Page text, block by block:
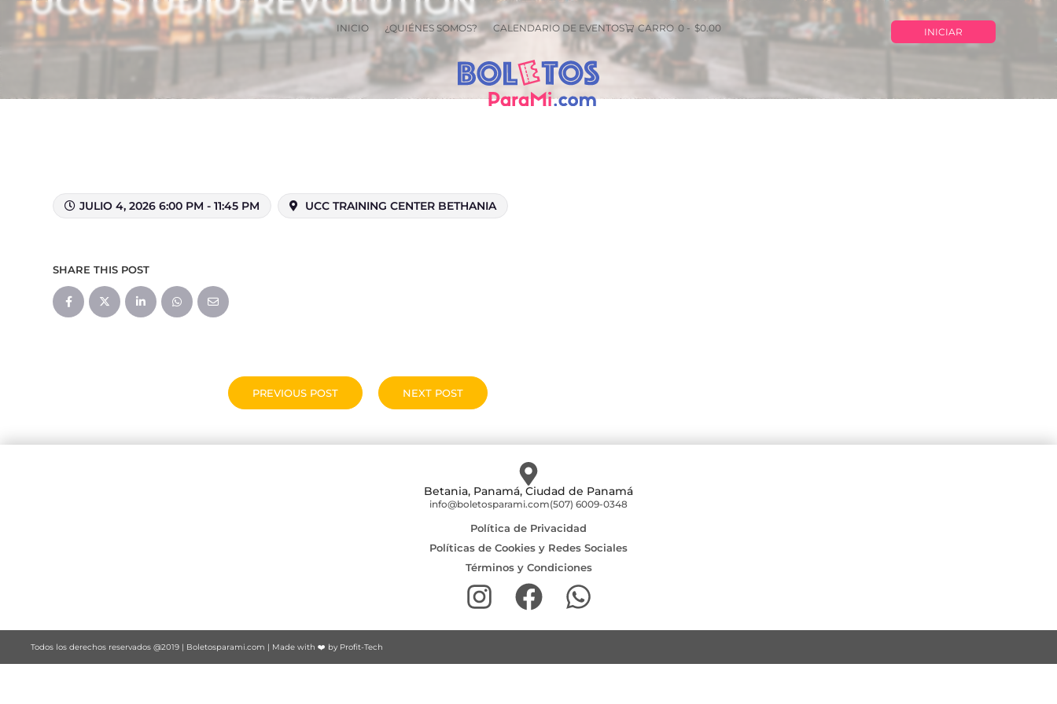
INICIO ¿QUIÉNES SOMOS? CALENDARIO DE EVENTOS CARRO 0- $0.00 INICIAR
JULIO 4, 2026 6:00 PM - 11:45 PM UCC TRAINING CENTER BETHANIA
SHARE THIS POST
PREVIOUS POST NEXT POST
Betania, Panamá, Ciudad de Panamá
info@boletosparami.com(507) 6009-0348
Política de Privacidad
Políticas de Cookies y Redes Sociales
Términos y Condiciones
Todos los derechos reservados @2019 | Boletosparami.com | Made with ❤️ by Profit-Tech